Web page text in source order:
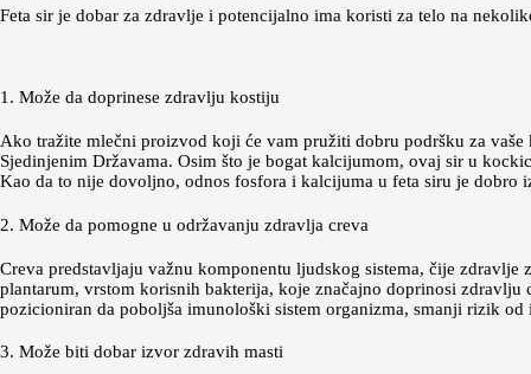
Feta sir je dobar za zdravlje i potencijalno ima koristi za telo na
1. Može da doprinese zdravlju kostiju
Ako tražite mlečni proizvod koji će vam pružiti dobru podršku za
Sjedinjenim Državama. Osim što je bogat kalcijumom, ovaj sir u
Kao da to nije dovoljno, odnos fosfora i kalcijuma u ​​feta siru je
2. Može da pomogne u održavanju zdravlja creva
Creva predstavljaju važnu komponentu ljudskog sistema, čije
plantarum, vrstom korisnih bakterija, koje značajno doprinosi
pozicioniran da poboljša imunološki sistem organizma, smanji rizik
3. Može biti dobar izvor zdravih masti